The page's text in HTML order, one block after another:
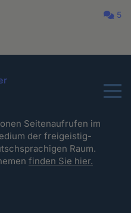
5
Menu
Seitenaufrufen im
der freigeistig-
Raum.
finden Sie hier.